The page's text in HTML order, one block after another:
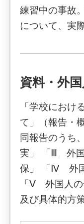
練習中の事故
について、実
資料・外
「学校におけ
て」（報告・
同報告のうち
実」 「Ⅲ 外国
保」 「Ⅳ 外国
「Ⅴ 外国人の
及び具体的方